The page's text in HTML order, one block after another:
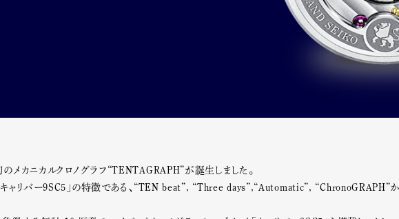
のメカニカルクロノグラフ“TENTAGRAPH”が誕生しました。
キャリバー9SC5」の特徴である、“TEN beat”, “Three days”,“Automatic”, “ChronoGRAPH”